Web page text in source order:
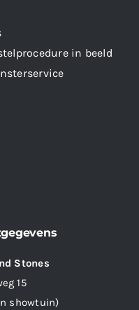
in beeld
Stones
15
showtuin)